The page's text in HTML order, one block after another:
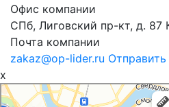
Офис компании
СПб, Лиговский пр-кт, д. 87
Почта компании
zakaz@op-lider.ru
x